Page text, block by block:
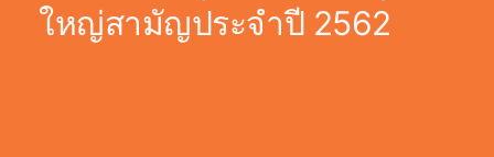
ใหญ่สามัญประจำปี 2562